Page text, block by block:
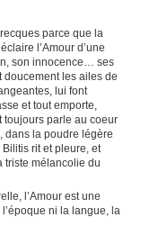
parce que la
l’Amour d’une
son innocence… ses
doucement les ailes de
lui font
et tout emporte,
toujours parle au coeur
dans la poudre légère
rit et pleure, et
triste mélancolie du
l’Amour est une
l’époque ni la langue, la